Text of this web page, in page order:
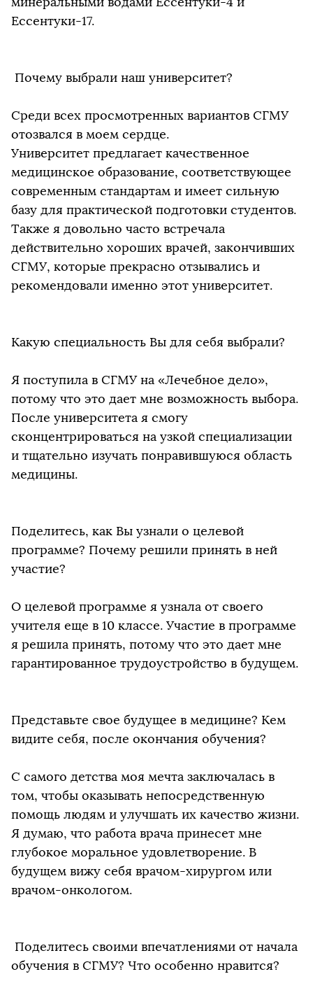
Ессентуки-17.
Почему выбрали наш университет?
Среди всех просмотренных вариантов СГМУ
отозвался в моем сердце.
Университет предлагает качественное
медицинское образование, соответствующее
современным стандартам и имеет сильную
базу для практической подготовки студентов.
Также я довольно часто встречала
действительно хороших врачей, закончивших
СГМУ, которые прекрасно отзывались и
рекомендовали именно этот университет.
Какую специальность Вы для себя выбрали?
Я поступила в СГМУ на «Лечебное дело»,
потому что это дает мне возможность выбора.
После университета я смогу
сконцентрироваться на узкой специализации
и тщательно изучать понравившуюся область
медицины.
Поделитесь, как Вы узнали о целевой
программе? Почему решили принять в ней
участие?
О целевой программе я узнала от своего
учителя еще в 10 классе. Участие в программе
я решила принять, потому что это дает мне
гарантированное трудоустройство в будущем.
Представьте свое будущее в медицине? Кем
видите себя, после окончания обучения?
С самого детства моя мечта заключалась в
том, чтобы оказывать непосредственную
помощь людям и улучшать их качество жизни.
Я думаю, что работа врача принесет мне
глубокое моральное удовлетворение. В
будущем вижу себя врачом-хирургом или
врачом-онкологом.
Поделитесь своими впечатлениями от начала
обучения в СГМУ? Что особенно нравится?